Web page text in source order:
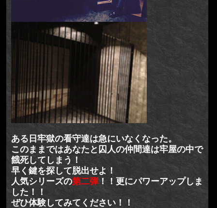
ある日牢獄の看守達は急にいなくなった。
このままではあなたと囚人の仲間達は牢屋の中で
餓死してしまう！
早く鍵を探して脱出せよ！
人気シリーズの第二弾！！更にパワーアップしま
した！！
ぜひ体験してみてください！！